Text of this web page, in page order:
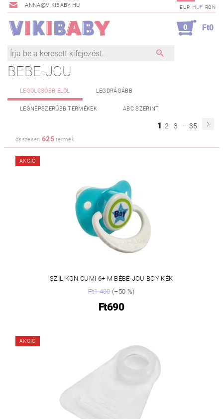
ANNA@VIKIBABY.HU EUR HUF RON
0 Ft0
BEBE-JOU
LEGOLCSÓBB ELÖL LEGDRÁGÁBB
LEGNÉPSZERŰBB TERMÉKEK ABC SZERINT
1 2 3 ... 35
összesen 625termék
AKCIÓ
SZILIKON CUMI 6+ M BÉBÉ-JOU BOY KÉK
Ft1 400(–50 %)
Ft690
AKCIÓ